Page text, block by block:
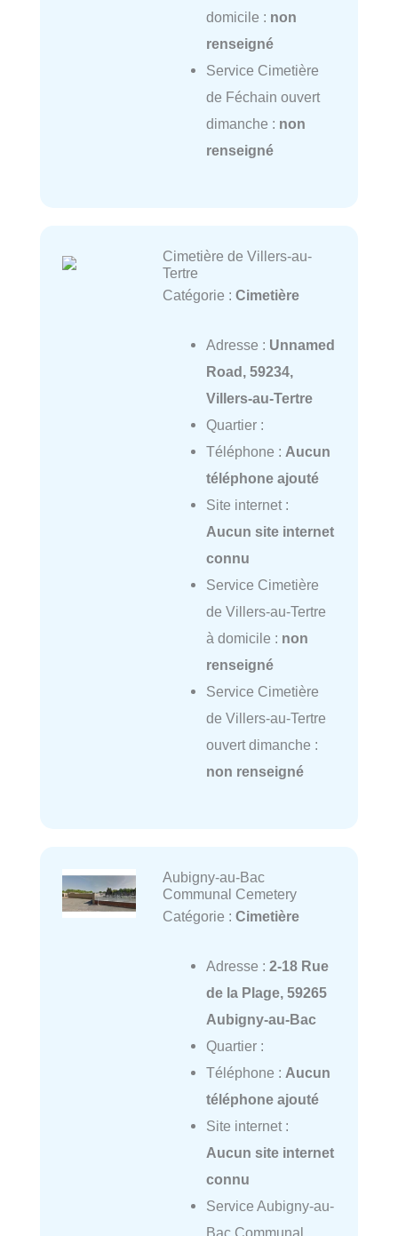
domicile : non
renseigné
Service Cimetière
de Féchain ouvert
dimanche : non
renseigné
Cimetière de Villers-au-
Tertre
Catégorie : Cimetière
Adresse : Unnamed
Road, 59234,
Villers-au-Tertre
Quartier :
Téléphone : Aucun
téléphone ajouté
Site internet :
Aucun site internet
connu
Service Cimetière
de Villers-au-Tertre
à domicile : non
renseigné
Service Cimetière
de Villers-au-Tertre
ouvert dimanche :
non renseigné
Aubigny-au-Bac
Communal Cemetery
Catégorie : Cimetière
Adresse : 2-18 Rue
de la Plage, 59265
Aubigny-au-Bac
Quartier :
Téléphone : Aucun
téléphone ajouté
Site internet :
Aucun site internet
connu
Service Aubigny-au-
Bac Communal